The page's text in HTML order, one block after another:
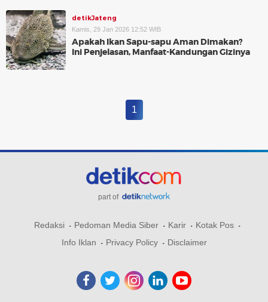
detikJateng
Kamis, 29 Jan 2026 12:52 WIB
Apakah Ikan Sapu-sapu Aman Dimakan?
Ini Penjelasan, Manfaat-Kandungan Gizinya
1
part of
Redaksi Pedoman Media Siber Karir
Kotak Pos
Info Iklan
Privacy Policy Disclaimer